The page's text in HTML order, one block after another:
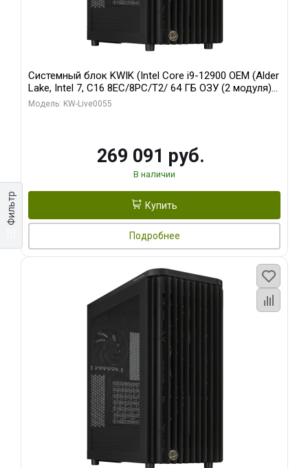
Фильтр
Системный блок KWIK (Intel Core i9-12900 OEM (Alder
Lake, Intel 7, C16 8EC/8PC/T2/ 64 ГБ ОЗУ (2 модуля)/
MSI RTX5080 SHADOW 3X OC 16GB GDDR7 256bit 3xDP
Модель: KW-Live0055
269 091 руб.
В наличии
Купить
Подробнее